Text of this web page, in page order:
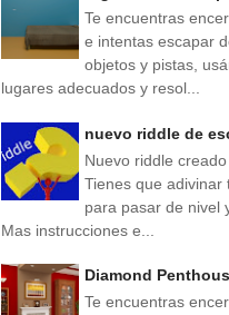
Te encuentras
e intentas escapar
objetos y pistas,
lugares adecuados y resol...
nuevo riddle de
Nuevo riddle
Tienes que adivinar
para pasar de nivel
Mas instrucciones e...
Diamond
Te encuentras